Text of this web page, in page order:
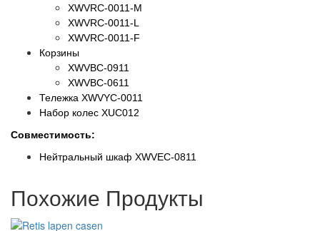
XWVRC-0011-M
XWVRC-0011-L
XWVRC-0011-F
Корзины
XWVBC-0911
XWVBC-0611
Тележка XWVYC-0011
Набор колес XUC012
Совместимость:
Нейтральный шкаф XWVEC-0811
Похожие Продукты